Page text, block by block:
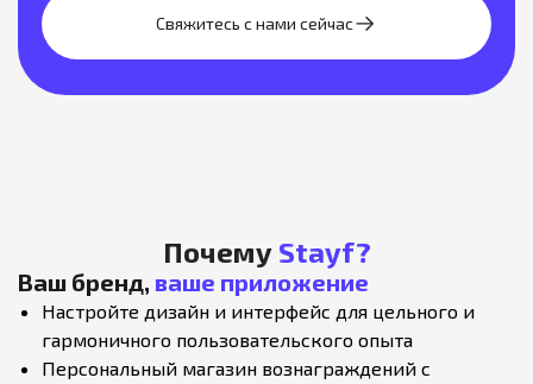
Свяжитесь с нами сейчас
Почему Stayf?
Ваш бренд, ваше приложение
Настройте дизайн и интерфейс для цельного и
гармоничного пользовательского опыта
Персональный магазин вознаграждений с